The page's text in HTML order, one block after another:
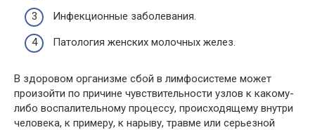
Инфекционные заболевания.
Патология женских молочных желез.
В здоровом организме сбой в лимфосистеме может
произойти по причине чувствительности узлов к какому-
либо воспалительному процессу, происходящему внутри
человека, к примеру, к нарыву, травме или серьезной